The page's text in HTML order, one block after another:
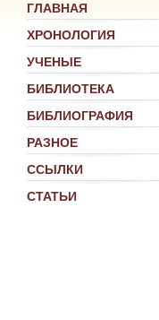
ГЛАВНАЯ
ХРОНОЛОГИЯ
УЧЕНЫЕ
БИБЛИОТЕКА
БИБЛИОГРАФИЯ
РАЗНОЕ
ССЫЛКИ
СТАТЬИ